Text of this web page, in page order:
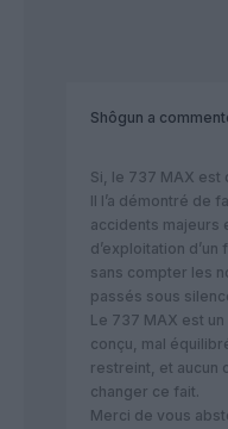
Shôgun a
Si, le 737 MAX est
Il l’a démontré de
accidents majeurs
d’exploitation
sans compter les
passés sous
Le 737 MAX est
conçu, mal
restreint, et aucun
changer ce fait.
Merci de vous